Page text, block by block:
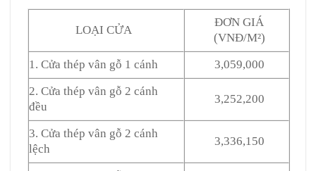
LOẠI CỬA
ĐƠN GIÁ
(VNĐ/M²)
1. Cửa thép vân gỗ 1 cánh
3,059,000
2. Cửa thép vân gỗ 2 cánh
đều
3,252,200
3. Cửa thép vân gỗ 2 cánh
lệch
3,336,150